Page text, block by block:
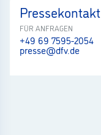
Pressekontakt
FÜR ANFRAGEN
+49 69 7595-2054
presse@dfv.de